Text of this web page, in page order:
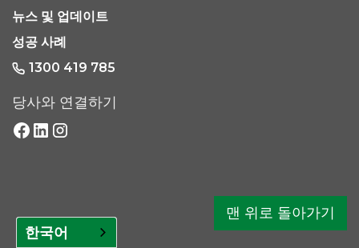
뉴스 및 업데이트
성공 사례
1300 419 785
당사와 연결하기
맨 위로 돌아가기
한국어